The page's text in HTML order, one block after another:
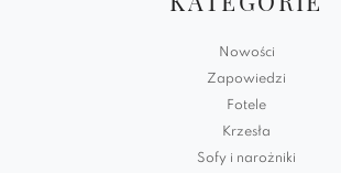
Nowości
Zapowiedzi
Fotele
Krzesła
Sofy i narożniki